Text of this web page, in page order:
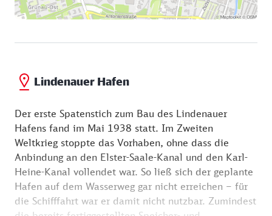
Lindenauer Hafen
Der erste Spatenstich zum Bau des Lindenauer
Hafens fand im Mai 1938 statt. Im Zweiten
Weltkrieg stoppte das Vorhaben, ohne dass die
Anbindung an den Elster-Saale-Kanal und den Karl-
Heine-Kanal vollendet war. So ließ sich der geplante
Hafen auf dem Wasserweg gar nicht erreichen – für
die Schifffahrt war er damit nicht nutzbar. Zumindest